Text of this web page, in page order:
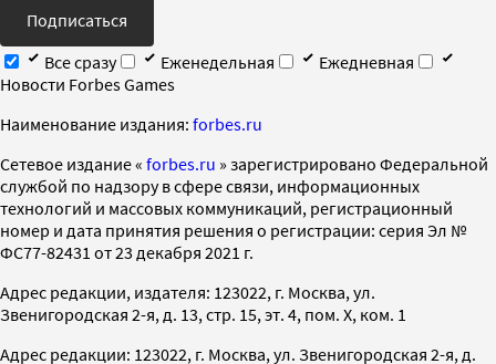
Подписаться
Все сразу
Еженедельная
Ежедневная
Новости Forbes Games
Наименование издания: forbes.ru
Cетевое издание « forbes.ru » зарегистрировано Федеральной
службой по надзору в сфере связи, информационных
технологий и массовых коммуникаций, регистрационный
номер и дата принятия решения о регистрации: серия Эл №
ФС77-82431 от 23 декабря 2021 г.
Адрес редакции, издателя: 123022, г. Москва, ул.
Звенигородская 2-я, д. 13, стр. 15, эт. 4, пом. X, ком. 1
Адрес редакции: 123022, г. Москва, ул. Звенигородская 2-я, д.